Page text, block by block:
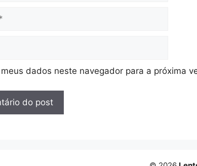
dados neste navegador para a próxima